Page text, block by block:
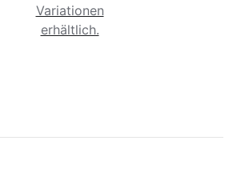
Variationen
erhältlich.